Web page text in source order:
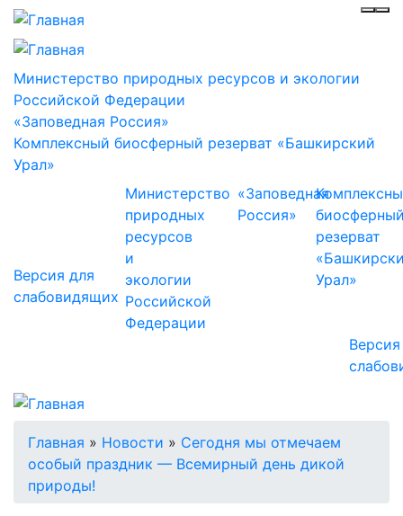
Министерство природных ресурсов и экологии
Российской Федерации
«Заповедная Россия»
Комплексный биосферный резерват «Башкирский
Урал»
Версия для
слабовидящих
Министерство
природных
ресурсов
и
экологии
Российской
Федерации
«Заповедная
Россия»
резерват
Урал»
Строка
навигации
Главная Новости
Сегодня мы отмечаем
особый праздник — Всемирный день дикой
природы!